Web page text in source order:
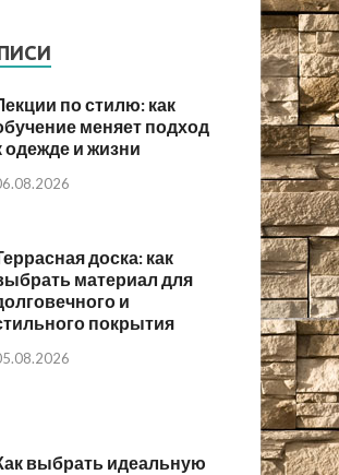
по стилю: как
меняет подход
одежде и жизни
доска: как
материал для
и
покрытия
выбрать идеальную